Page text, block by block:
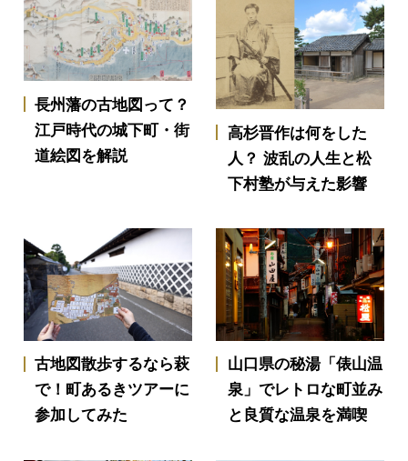
長州藩の古地図って？
江戸時代の城下町・街
道絵図を解説
高杉晋作は何をした
人？ 波乱の人生と松
下村塾が与えた影響
古地図散歩するなら萩
で！町あるきツアーに
参加してみた
山口県の秘湯「俵山温
泉」でレトロな町並み
と良質な温泉を満喫